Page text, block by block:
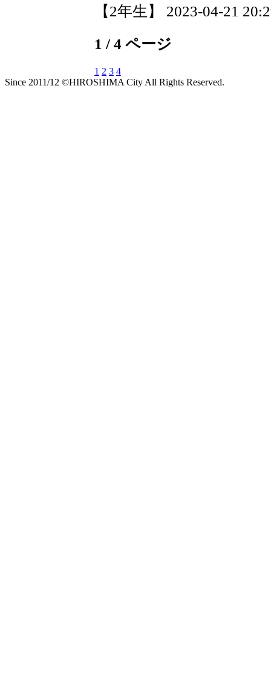
【2年生】 2023-04-21
1 / 4 ページ
1 2 3 4
Since 2011/12 ©HIROSHIMA City All Rights Reserved.